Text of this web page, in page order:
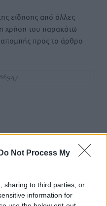
Do Not Process My
sharing to third parties, or
information for
είδησης από άλλες
η χρήση του παρακάτω
προς το άρθρο